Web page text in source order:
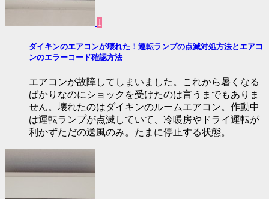
1
ダイキンのエアコンが壊れた！運転ランプの点滅対処方法とエアコ
ンのエラーコード確認方法
エアコンが故障してしまいました。これから暑くなる
ばかりなのにショックを受けたのは言うまでもありま
せん。壊れたのはダイキンのルームエアコン。作動中
は運転ランプが点滅していて、冷暖房やドライ運転が
利かずただの送風のみ。たまに停止する状態。